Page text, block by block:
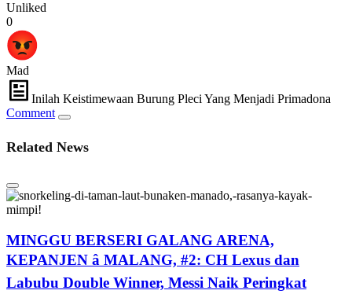
Unliked
0
Mad
Inilah Keistimewaan Burung Pleci Yang Menjadi Primadona
Comment
Related News
MINGGU BERSERI GALANG ARENA,
KEPANJEN â MALANG, #2: CH Lexus dan
Labubu Double Winner, Messi Naik Peringkat